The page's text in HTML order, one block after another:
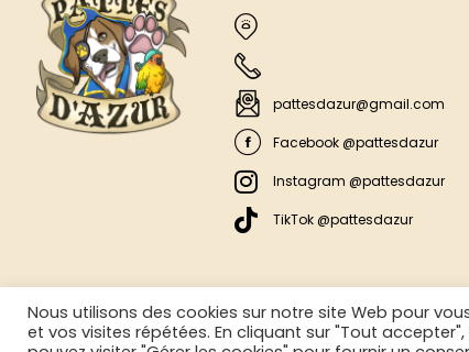
pattesdazur@gmail.com
Facebook @pattesdazur
Instagram @pattesdazur
TikTok @pattesdazur
©2025 La Boutique Aux Poils Mentions légales
Nous utilisons des cookies sur notre site Web pour
et vos visites répétées. En cliquant sur "Tout